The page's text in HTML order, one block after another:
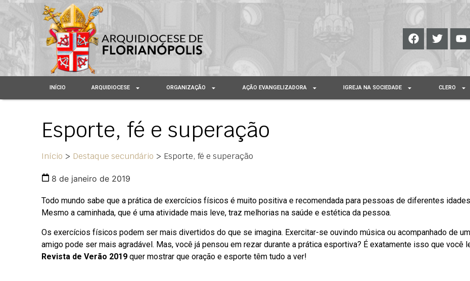
INÍCIO ARQUIDIOCESE ORGANIZAÇÃO AÇÃO EVANGELIZADORA IGREJA NA SOCIEDADE CLERO
Esporte, fé e superação
Início > Destaque secundário > Esporte, fé e superação
8 de janeiro de 2019
Todo mundo sabe que a prática de exercícios físicos é muito positiva e recomendada para pessoas de diferentes
Mesmo a caminhada, que é uma atividade mais leve, traz melhorias na saúde e estética da pessoa.
Os exercícios físicos podem ser mais divertidos do que se imagina. Exercitar-se ouvindo música ou acompanhado de um
amigo pode ser mais agradável. Mas, você já pensou em rezar durante a prática esportiva? É exatamente isso que você
Revista de Verão 2019 quer mostrar que oração e esporte têm tudo a ver!